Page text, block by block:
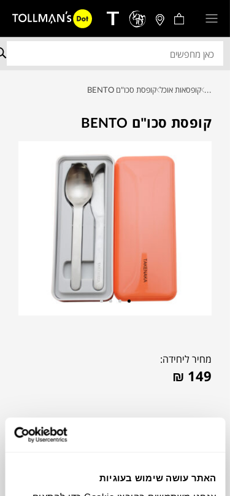
האתר עושה שימוש בעוגיות
... קופסאות אוכל קופסת סכו"ם BENTO
קופסת סכו"ם BENTO
מחיר ליחידה:
₪ 149